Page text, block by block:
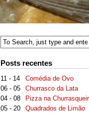
Posts recentes
11 - 14
Comédia de Ovo
06 - 05
Churrasco da Lata
04 - 08
Pizza na
05 - 20
Quadrados de Limão